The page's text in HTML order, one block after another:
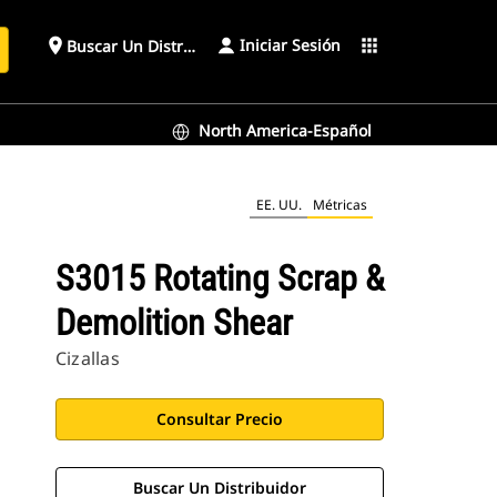
place Buscar Un Distribuidor Iniciar Sesión apps
North America-Español
EE. UU. Métricas
S3015 Rotating Scrap &
Demolition Shear
Cizallas
Consultar Precio
Buscar Un Distribuidor